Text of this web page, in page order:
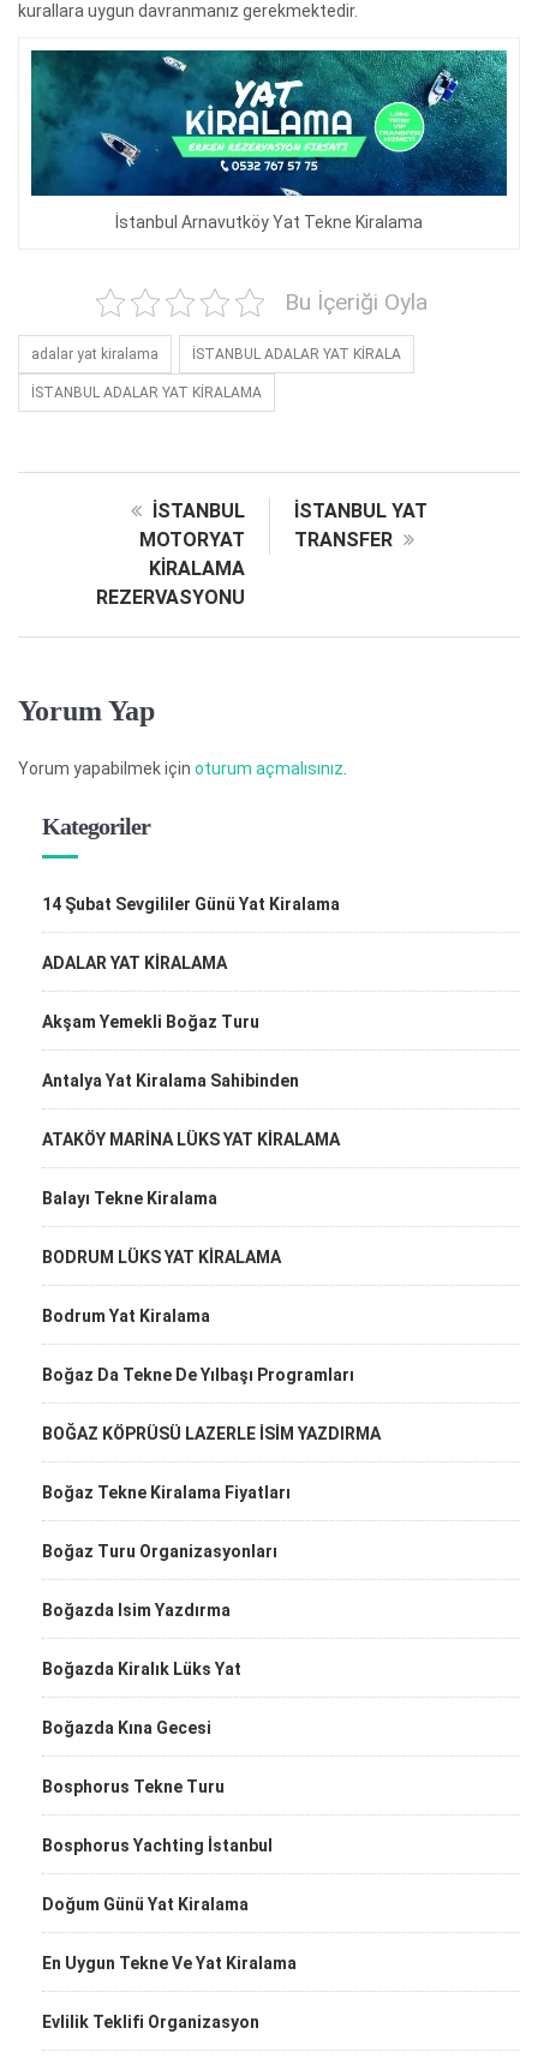
kurallara uygun davranmanız gerekmektedir.
İstanbul Arnavutköy Yat Tekne Kiralama
Bu İçeriği Oyla
adalar yat kiralama İSTANBUL ADALAR YAT KİRALA
İSTANBUL ADALAR YAT KİRALAMA
İSTANBUL
MOTORYAT
KİRALAMA
REZERVASYONU
İSTANBUL YAT
TRANSFER
Yorum Yap
Yorum yapabilmek için oturum açmalısınız.
Kategoriler
14 Şubat Sevgililer Günü Yat Kiralama
ADALAR YAT KİRALAMA
Akşam Yemekli Boğaz Turu
Antalya Yat Kiralama Sahibinden
ATAKÖY MARİNA LÜKS YAT KİRALAMA
Balayı Tekne Kiralama
BODRUM LÜKS YAT KİRALAMA
Bodrum Yat Kiralama
Boğaz Da Tekne De Yılbaşı Programları
BOĞAZ KÖPRÜSÜ LAZERLE İSİM YAZDIRMA
Boğaz Tekne Kiralama Fiyatları
Boğaz Turu Organizasyonları
Boğazda Isim Yazdırma
Boğazda Kiralık Lüks Yat
Boğazda Kına Gecesi
Bosphorus Tekne Turu
Bosphorus Yachting İstanbul
Doğum Günü Yat Kiralama
En Uygun Tekne Ve Yat Kiralama
Evlilik Teklifi Organizasyon